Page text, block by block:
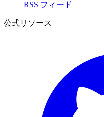
RSS フィード
公式リソース